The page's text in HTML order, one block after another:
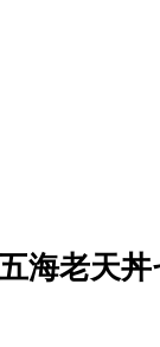
海老天